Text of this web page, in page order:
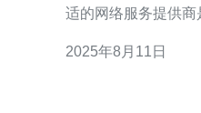
适的网络服务提供
正逐渐受到越来越多
2025年8月11日